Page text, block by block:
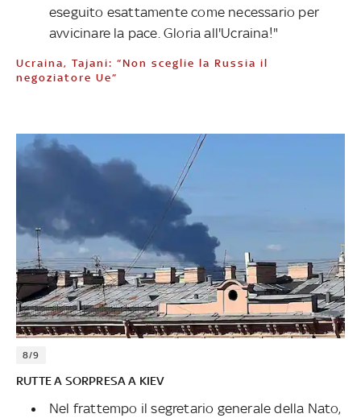
eseguito esattamente come necessario per
avvicinare la pace. Gloria all'Ucraina!"
Ucraina, Tajani: “Non sceglie la Russia il
negoziatore Ue”
8/9
RUTTE A SORPRESA A KIEV
Nel frattempo il segretario generale della Nato,